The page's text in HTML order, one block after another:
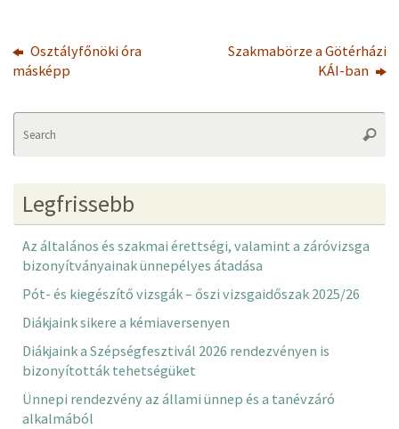
Osztályfőnöki óra
másképp
Szakmabörze a Götérházi
KÁI-ban
Legfrissebb
Az általános és szakmai érettségi, valamint a záróvizsga
bizonyítványainak ünnepélyes átadása
Pót- és kiegészítő vizsgák – őszi vizsgaidőszak 2025/26
Diákjaink sikere a kémiaversenyen
Diákjaink a Szépségfesztivál 2026 rendezvényen is
bizonyították tehetségüket
Ünnepi rendezvény az állami ünnep és a tanévzáró
alkalmából